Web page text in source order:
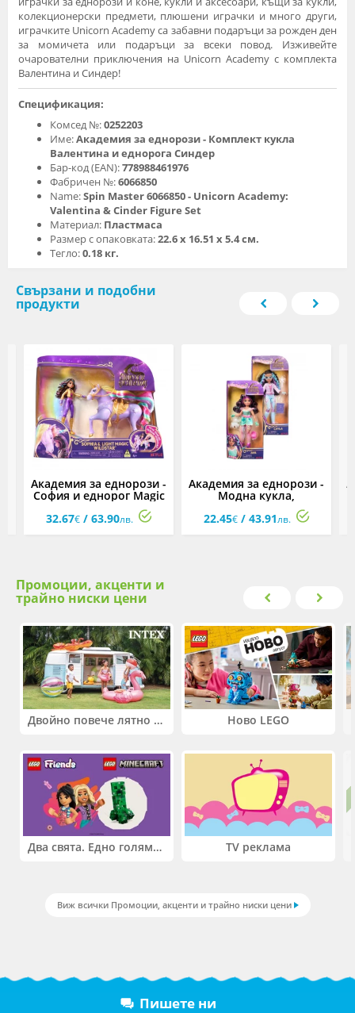
колекционерски предмети, плюшени играчки и много други,
играчките Unicorn Academy са забавни подаръци за рожден ден
за момичета или подаръци за всеки повод. Изживейте
очарователни приключения на Unicorn Academy с комплекта
Валентина и Синдер!
Спецификация:
Комсед №:0252203
Име:Академия за еднорози - Комплект кукла
Валентина и еднорога Синдер
Бар-код (EAN):778988461976
Фабричен №:6066850
Name:Spin Master 6066850 - Unicorn Academy:
Valentina & Cinder Figure Set
Материал: Пластмаса
Размер с опаковката:22.6 х 16.51 х 5.4 см.
Тегло:0.18 кг.
Свързани и подобни
продукти
Академия за еднорози -
София и еднорог Magic
32.67€/ 63.90лв.
Академия за еднорози -
Модна кукла,
22.45€/ 43.91лв.
Промоции, акценти и
трайно ниски цени
Двойно повече лятно забавление! Купи 2 продукта INTEX и вземи -33%
Два свята. Едно голямо приключение. Купи 2 продукта LEGO® Friends и/или LEGO® Minecraft и вземи -27%
Ново LEGO
TV реклама
Виж всички Промоции, акценти и трайно ниски цени
Пишете ни